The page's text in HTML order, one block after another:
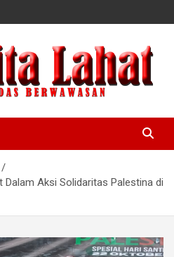
Dalam Aksi Solidaritas Palestina di